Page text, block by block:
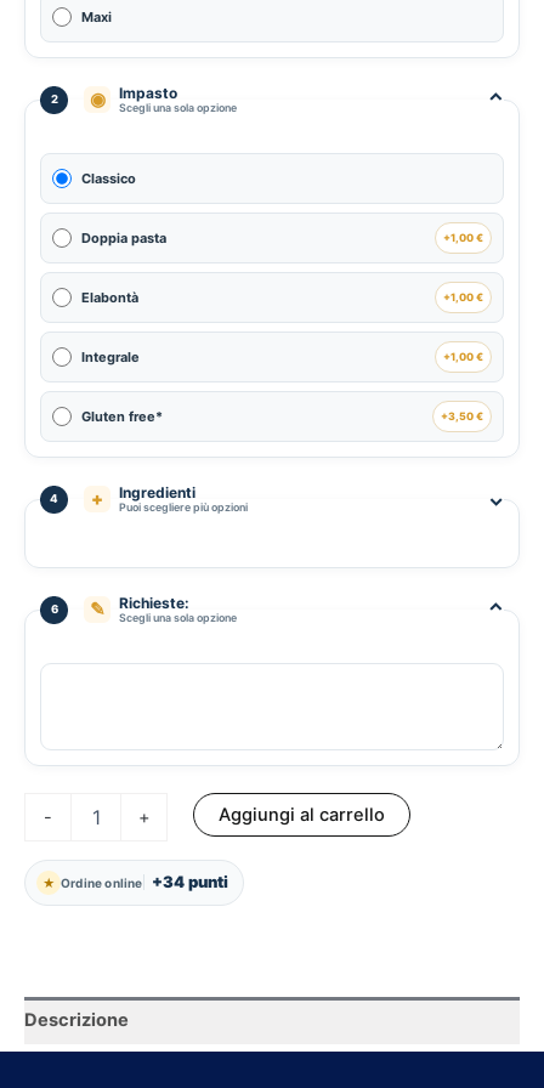
Maxi
2 ◉ Impasto
Scegli una sola opzione ⌃
Classico
Doppia pasta +1,00 €
Elabontà +1,00 €
Integrale +1,00 €
Gluten free* +3,50 €
4 + Ingredienti
Puoi scegliere più opzioni ⌃
6 ✎ Richieste:
Scegli una sola opzione ⌃
- + Aggiungi al carrello
★ Ordine online +34 punti
Descrizione